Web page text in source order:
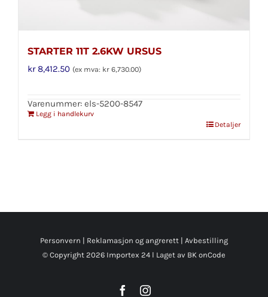
STARTER 11T 2.6KW URSUS
kr8,412.50 (ex mva: kr 6,730.00)
Varenummer: els-5200-8547
Legg i handlekurv
Detaljer
Personvern | Reklamasjon og angrerett | Avbestilling
© Copyright 2026 Importex 24 l Laget av BK onCode
FacebookInstagram